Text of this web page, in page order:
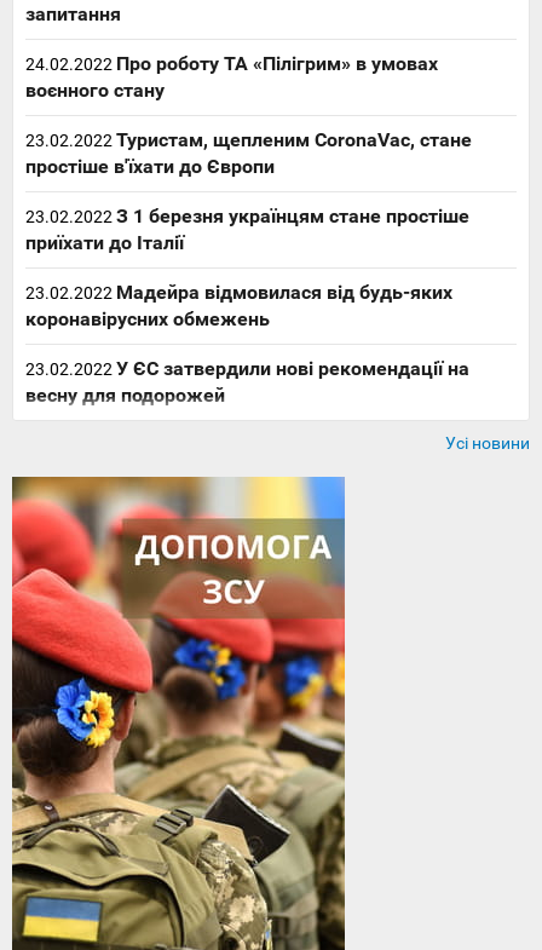
запитання
24.02.2022 Про роботу ТА «Пілігрим» в умовах
воєнного стану
23.02.2022 Туристам, щепленим CoronaVac, стане
простіше в'їхати до Європи
23.02.2022 З 1 березня українцям стане простіше
приїхати до Італії
23.02.2022 Мадейра відмовилася від будь-яких
коронавірусних обмежень
23.02.2022 У ЄС затвердили нові рекомендації на
весну для подорожей
Усі новини